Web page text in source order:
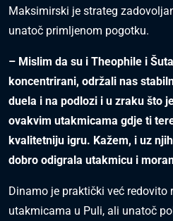
Maksimirski je strateg
unatoč primljenom pogotku.
– Mislim da su i Theophile i
koncentrirani, održali nas s
duela i na podlozi i u zraku što
ovakvim utakmicama gdje ti
kvalitetniju igru. Kažem, i uz
dobro odigrala utakmicu i
Dinamo je praktički već redovito
utakmicama u Puli, ali unatoč